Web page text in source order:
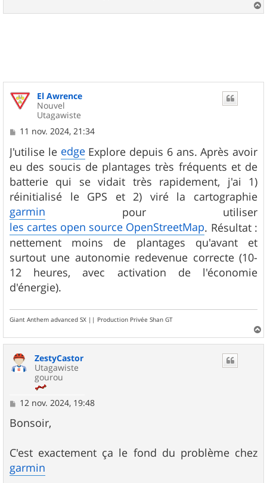
a
El Awrence
Nouvel
Utagawiste
M
s
s
a
g
e
11 nov. 2024, 21:34
J'utilise le edgeExplore depuis 6 ans. Après avoir
eu des soucis de plantages très fréquents et de
batterie qui se vidait très rapidement, j'ai 1)
réinitialisé le GPS et 2) viré la cartographie
garmin pour utiliser
les cartes open source OpenStreetMap. Résultat :
nettement moins de plantages qu'avant et
surtout une autonomie redevenue correcte (10-
12 heures, avec activation de l'économie
d'énergie).
Giant Anthem advanced SX || Production Privée Shan GT
a
ZestyCastor
Utagawiste
gourou
M
s
s
g
e
12 nov. 2024, 19:48
Bonsoir,
C'est exactement ça le fond du problème chez
garmin